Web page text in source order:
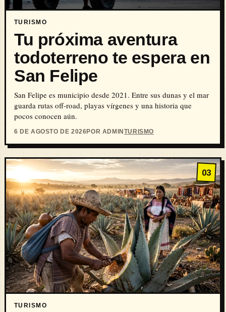
TURISMO
Tu próxima aventura
todoterreno te espera en
San Felipe
San Felipe es municipio desde 2021. Entre sus dunas y el mar
guarda rutas off-road, playas vírgenes y una historia que
pocos conocen aún.
6 DE AGOSTO DE 2026POR ADMINTURISMO
03
TURISMO